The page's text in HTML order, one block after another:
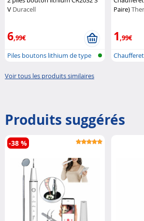
V Duracell
6,99€
Piles boutons lithium de type
Paire)
1,99€
Voir tous les produits similaires
Produits suggérés
-38 %